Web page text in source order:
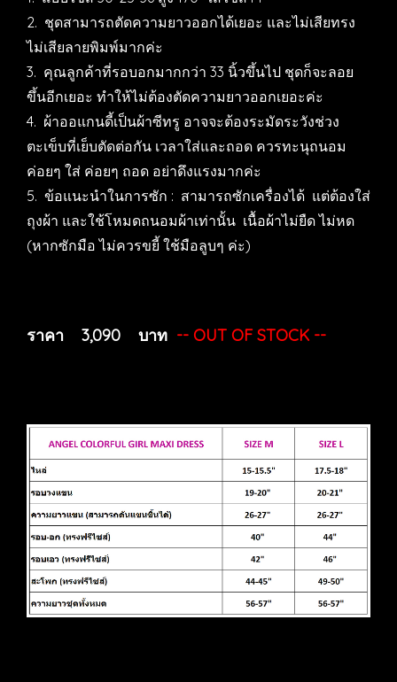
2. ชุดสามารถตัดความยาวออกได้เยอะ และไม่เสียทรง
ไม่เสียลายพิมพ์มากค่ะ
3. คุณลูกค้าที่รอบอกมากกว่า 33 นิ้วขึ้นไป ชุดก็จะลอย
ขึ้นอีกเยอะ ทำให้ไม่ต้องตัดความยาวออกเยอะค่ะ
4. ผ้าออแกนดี้เป็นผ้าซีทรู อาจจะต้องระมัดระวังช่วง
ตะเข็บที่เย็บตัดต่อกัน เวลาใส่และถอด ควรทะนุถนอม
ค่อยๆ ใส่ ค่อยๆ ถอด อย่าดึงแรงมากค่ะ
5. ข้อแนะนำในการซัก : สามารถซักเครื่องได้ แต่ต้องใส่
ถุงผ้า และใช้โหมดถนอมผ้าเท่านั้น เนื้อผ้าไม่ยืด ไม่หด
(หากซักมือ ไม่ควรขยี้ ใช้มือลูบๆ ค่ะ)
ราคา 3,090 บาท -- OUT OF STOCK --